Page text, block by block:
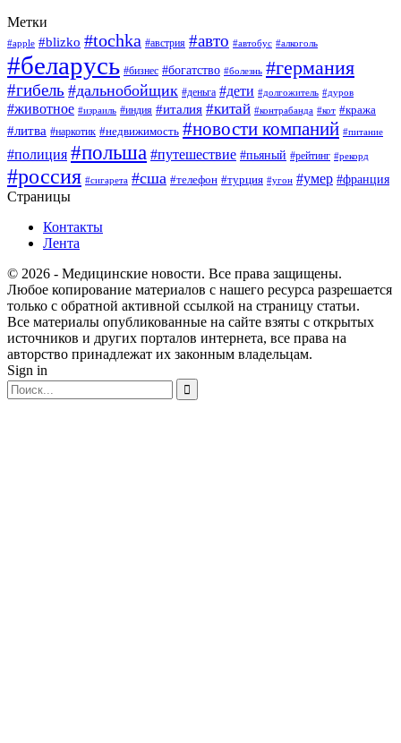
Метки
#apple #blizko #tochka #австрия #авто #автобус #алкоголь
#беларусь #бизнес #богатство #болезнь #германия
#гибель #дальнобойщик #деньга #дети #долгожитель #дуров
#животное #израиль #индия #италия #китай #контрабанда #кот #кража
#литва #наркотик #недвижимость #новости компаний #питание
#полиция #польша #путешествие #пьяный #рейтинг #рекорд
#россия #сигарета #сша #телефон #турция #угон #умер #франция
Страницы
Контакты
Лента
© 2026 - Медицинские новости. Все права защищены.
Любое копирование материалов с нашего ресурса разрешается
только с обратной активной ссылкой на страницу статьи.
Все материалы опубликованные на сайте взяты с открытых
источников и других порталов интернета, все права на
авторство принадлежат их законным владельцам.
Sign in